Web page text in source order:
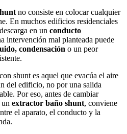
no consiste en colocar cualquier
En muchos edificios residenciales
en un conducto
intervención mal planteada puede
condensación o un peor
shunt es aquel que evacúa el aire
del edificio, no por una salida
Por eso, antes de cambiar
extractor baño shunt, conviene
el aparato, el conducto y la